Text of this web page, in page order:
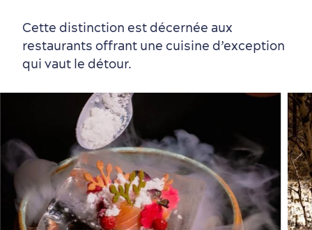
Cette distinction est décernée aux
restaurants offrant une cuisine d’exception
qui vaut le détour.